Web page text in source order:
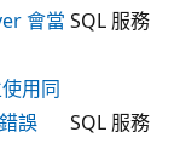
會當 SQL 服務
用同
誤
SQL 服務